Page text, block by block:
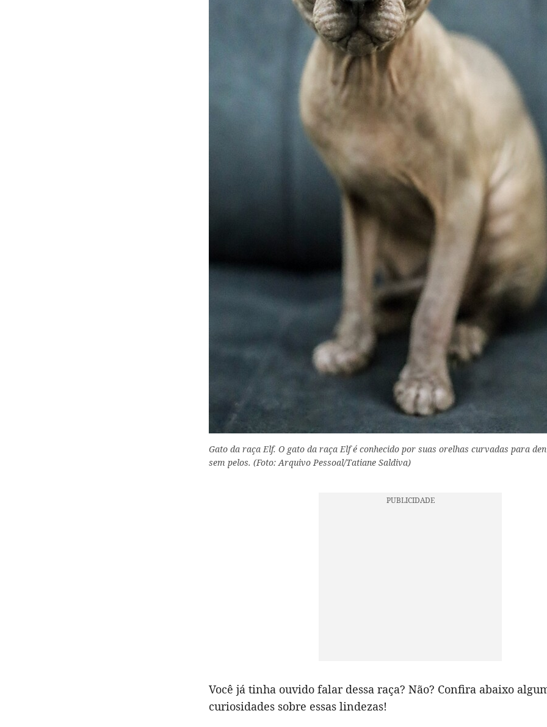
Gato da raça Elf. O gato da raça Elf é conhecido por suas orelhas curvadas para
sem pelos. (Foto: Arquivo Pessoal/Tatiane Saldiva)
Você já tinha ouvido falar dessa raça? Não? Confira abaixo
curiosidades sobre essas lindezas!